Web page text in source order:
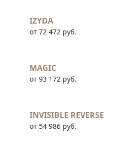
IZYDA
от 72 472 руб.
MAGIC
от 93 172 руб.
INVISIBLE REVERSE
от 54 986 руб.